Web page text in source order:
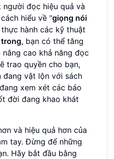
đọc hiệu quả và
hiểu về "giọng nói
hành các kỹ thuật
, bạn có thể tăng
cao khả năng đọc
trao quyền cho bạn,
đang vật lộn với sách
xem xét các báo
đời đang khao khát
và hiệu quả hơn của
tay. Đừng để những
Hãy bắt đầu bằng